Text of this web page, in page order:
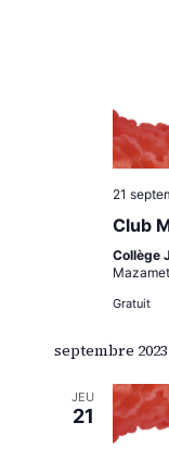
21
Club
Collège
Mazamet
Gratuit
septembre 2023
JEU
21